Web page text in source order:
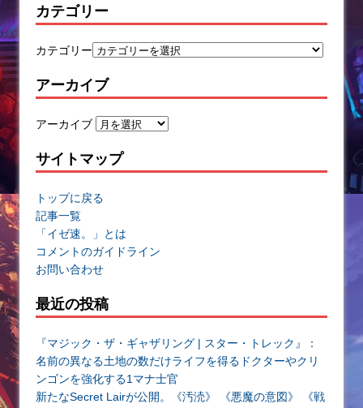
カテゴリー
カテゴリー
アーカイブ
アーカイブ
サイトマップ
トップに戻る
記事一覧
「イゼ速。」とは
コメントのガイドライン
お問い合わせ
最近の投稿
『マジック・ザ・ギャザリング | スター・トレック』：
名前の異なる土地の数だけライフを得るドクターやクリ
ンゴンを強化する1マナ士官
新たなSecret Lairが公開。《汚涜》 《悪魔の意図》 《戦